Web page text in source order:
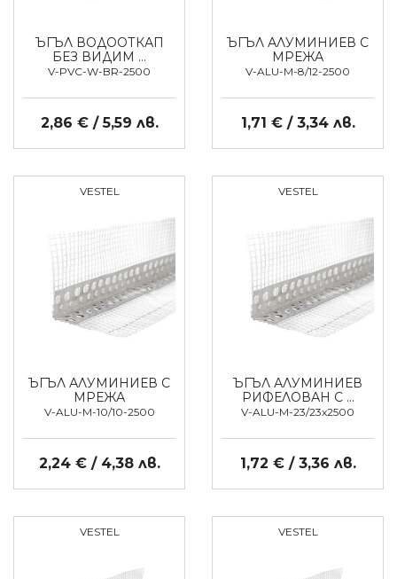
ЪГЪЛ ВОДООТКАП
БЕЗ ВИДИМ …
V-PVC-W-BR-2500
2,86 € / 5,59 лв.
ЪГЪЛ АЛУМИНИЕВ С
МРЕЖА
V-ALU-M-8/12-2500
1,71 € / 3,34 лв.
VESTEL
ЪГЪЛ АЛУМИНИЕВ С
МРЕЖА
V-ALU-M-10/10-2500
2,24 € / 4,38 лв.
VESTEL
ЪГЪЛ АЛУМИНИЕВ
РИФЕЛОВАН С …
V-ALU-M-23/23x2500
1,72 € / 3,36 лв.
VESTEL VESTEL